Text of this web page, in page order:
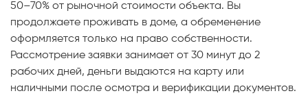
Кредит онлайн
Кредит для предпринимателей
Кредит для самозанятых
Кредитный калькулятор
50–70% от рыночной стоимости объекта. Вы
продолжаете проживать в доме, а обременение
оформляется только на право собственности.
Рассмотрение заявки занимает от 30 минут до 2
рабочих дней, деньги выдаются на карту или
наличными после осмотра и верификации документов.